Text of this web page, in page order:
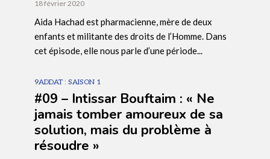
18 février 2020
Aida Hachad est pharmacienne, mère de deux
enfants et militante des droits de l’Homme. Dans
cet épisode, elle nous parle d’une période...
9ADDAT : SAISON 1
#09 – Intissar Bouftaim : « Ne
jamais tomber amoureux de sa
solution, mais du problème à
résoudre »